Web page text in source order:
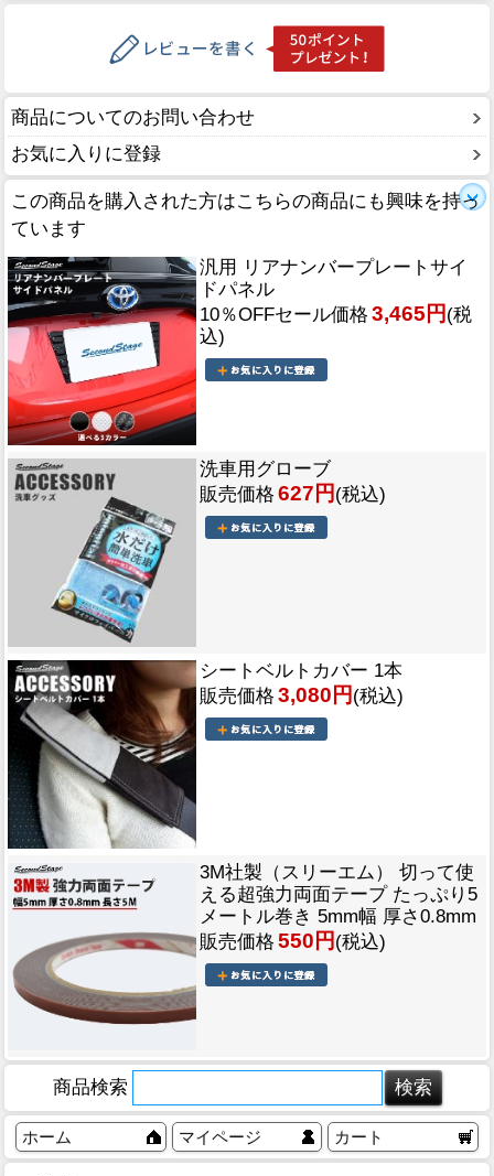
商品についてのお問い合わせ
お気に入りに登録
この商品を購入された方はこちらの商品にも興味を持っ
ています
汎用 リアナンバープレートサイ
ドパネル
10％OFFセール価格 3,465円 (税
込)
洗車用グローブ
販売価格 627円 (税込)
シートベルトカバー 1本
販売価格 3,080円 (税込)
3M社製（スリーエム） 切って使
える超強力両面テープ たっぷり5
メートル巻き 5mm幅 厚さ0.8mm
販売価格 550円 (税込)
商品検索
ホーム マイページ カート